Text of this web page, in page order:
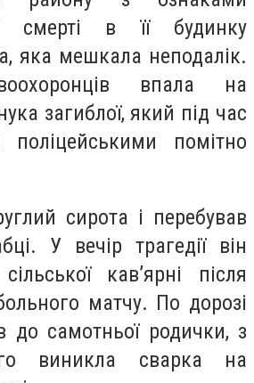
смерті в її будинку
яка мешкала неподалік.
впала на
загиблої, який під час
поліцейськими помітно
сирота і перебував
У вечір трагедії він
кав’ярні після
матчу. По дорозі
до самотньої родички, з
виникла сварка на